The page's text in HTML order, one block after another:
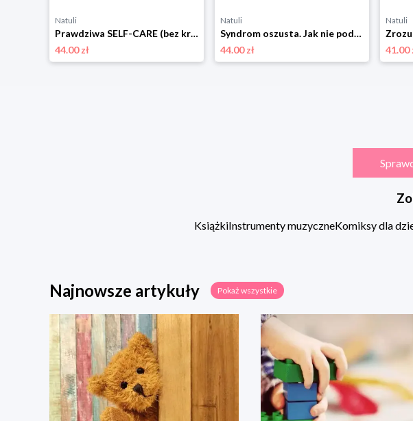
Natuli
Prawdziwa SELF-CARE (bez kryształów, głodówek i kąpieli w pianie) Laurum
44.00 zł
Natuli
Syndrom oszusta. Jak nie podkopywać wiary we własne możliwości Laurum
44.00 zł
Natuli
41.00
KsiążkiInstrumenty muzyczneKomiksy dla
Najnowsze artykuły Pokaż wszystkie